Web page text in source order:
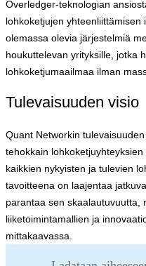
Overledger-teknologian
lohkoketjujen
olemassa olevia järjestelmiä
houkuttelevan yrityksille, jotka
lohkoketjumaailmaa ilman
Tulevaisuuden visio
Quant Networkin
tehokkain
kaikkien nykyisten ja tulevien
tavoitteena on laajentaa
parantaa sen skaalautuvuutta,
liiketoimintamallien ja
mittakaavassa.